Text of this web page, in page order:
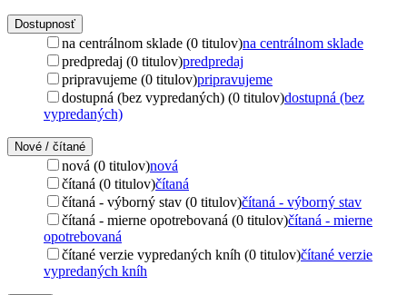
Dostupnosť
na centrálnom sklade (0 titulov)na centrálnom sklade
predpredaj (0 titulov)predpredaj
pripravujeme (0 titulov)pripravujeme
dostupná (bez vypredaných) (0 titulov)dostupná (bez
vypredaných)
Nové / čítané
nová (0 titulov)nová
čítaná (0 titulov)čítaná
čítaná - výborný stav (0 titulov)čítaná - výborný stav
čítaná - mierne opotrebovaná (0 titulov)čítaná - mierne
opotrebovaná
čítané verzie vypredaných kníh (0 titulov)čítané verzie
vypredaných kníh